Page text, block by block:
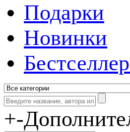
Подарки
Новинки
+-